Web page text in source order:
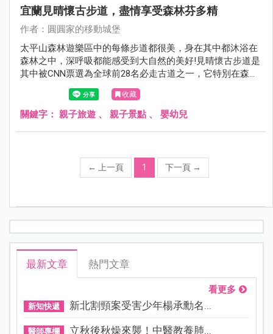
宜蘭見晴懷古步道，盡情享受森林芬多精
作者：圓圓家的移動城堡
太平山森林遊樂區中的每條步道都很美，身在其中都沐浴在
森林之中，深呼吸都能感受到大自然的美好!見晴懷古步道是
其中被CNN票選為全球前28名必走古道之一，它特別在森林
裡的廢棄鐵軌，地表上植披豐富，全程幾乎不會日曬，走起
來又相當好走，算是高山中相當親民的一條步道！全程2.25
公里，可惜的是2013年因颱風而被摧毀，目前僅修復到前
收藏
關鍵字： 親子旅遊 、 親子景點 、 嬰幼兒
← 上一頁 1 下一頁 →
最新文章 熱門文章
看更多
新知快遞 新北割頸案受害少年楊承勳名...
醫師專欄 立秋後秋燥來襲！中醫教養肺...